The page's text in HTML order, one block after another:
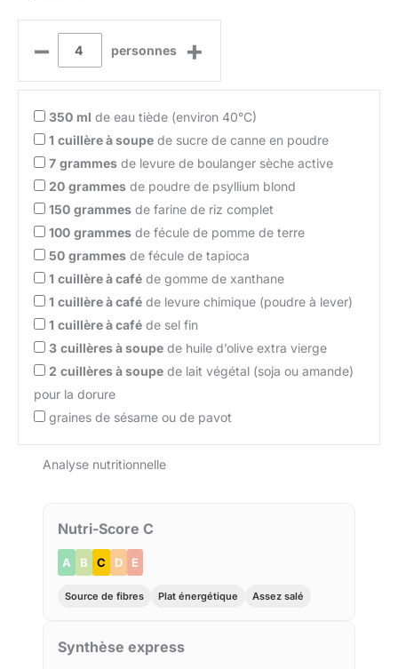
– personnes +
350 ml de eau tiède (environ 40°C)
1 cuillère à soupe de sucre de canne en poudre
7 grammes de levure de boulanger sèche active
20 grammes de poudre de psyllium blond
150 grammes de farine de riz complet
100 grammes de fécule de pomme de terre
50 grammes de fécule de tapioca
1 cuillère à café de gomme de xanthane
1 cuillère à café de levure chimique (poudre à lever)
1 cuillère à café de sel fin
3 cuillères à soupe de huile d’olive extra vierge
2 cuillères à soupe de lait végétal (soja ou amande)
pour la dorure
graines de sésame ou de pavot
Analyse nutritionnelle
Nutri-Score C
A B C D E
Source de fibres Plat énergétique Assez salé
Synthèse express